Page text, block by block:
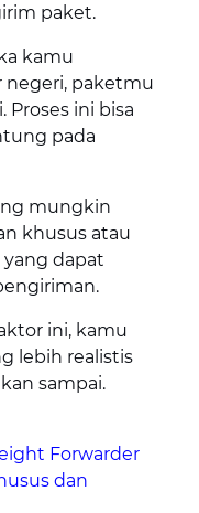
paket.
kamu
negeri, paketmu
Proses ini bisa
pada
mungkin
khusus atau
dapat
ini, kamu
lebih realistis
sampai.
Forwarder
dan